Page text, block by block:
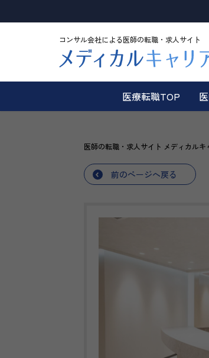
コンサル会社による医師の転職・求人サイト
医療転職TOP
医師の転職・求人サイト メディカルキ
前のページへ戻る